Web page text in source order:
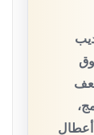
أعطال